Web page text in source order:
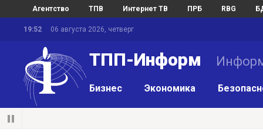
Агентство ТПВ Интернет ТВ ПРБ RBG
19:52 06 августа 2026, четверг
ТПП-Информ
Бизнес Экономика